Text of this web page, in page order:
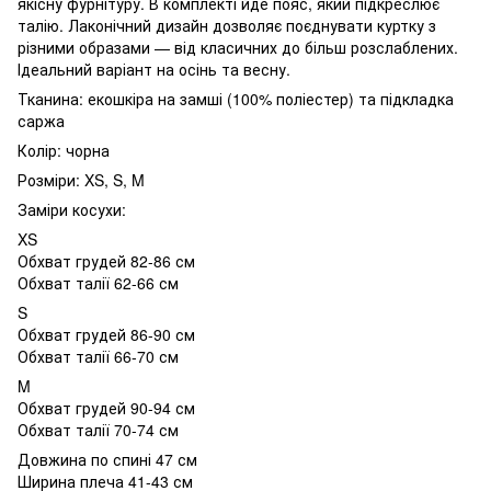
талію. Лаконічний дизайн дозволяє поєднувати куртку з
різними образами — від класичних до більш розслаблених.
Ідеальний варіант на осінь та весну.
Тканина: екошкіра на замші (100% поліестер) та підкладка
саржа
Колір: чорна
Розміри: XS, S, M
Заміри косухи:
XS
Обхват грудей 82-86 см
Обхват талії 62-66 см
S
Обхват грудей 86-90 см
Обхват талії 66-70 см
M
Обхват грудей 90-94 см
Обхват талії 70-74 см
Довжина по спині 47 см
Ширина плеча 41-43 см